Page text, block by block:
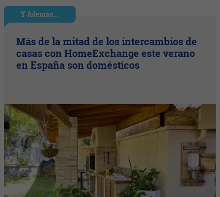
Y Además...
Más de la mitad de los intercambios de
casas con HomeExchange este verano
en España son domésticos